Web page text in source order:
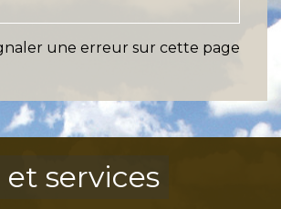
une erreur sur cette page
services